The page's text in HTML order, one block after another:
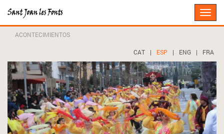
Toggle
ACONTECIMIENTOS
CAT | ESP | ENG | FRA